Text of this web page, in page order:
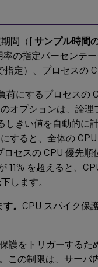
間（[ サンプル時間
の指定パーセンテ
定）、プロセスの
荷にするプロセスの
オプションは、論理
しきい値を自動的に
すると、全体の
セスの CPU 優先
11% を超えると、
します。
。 CPU スパイク保
護をトリガーする
この制限は、サーバ